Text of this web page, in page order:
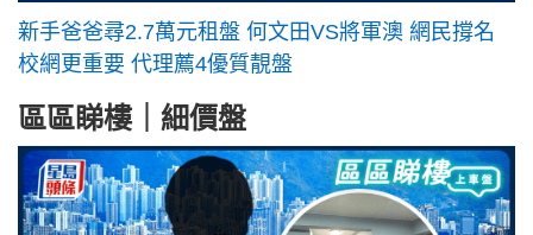
新手爸爸尋2.7萬元租盤 何文田VS將軍澳 網民撐名
校網更重要 代理薦4優質靚盤
區區睇樓｜細價盤